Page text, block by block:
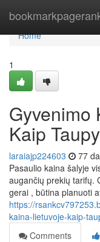
Home
Home
1
Gyvenimo
Kaip
laraiajp224603 77
Pasaulio kaina šalyje
augančių prekių tarifų.
gerai , būtina planuoti
https://
kaina-lietuvoje-kaip-
Comments